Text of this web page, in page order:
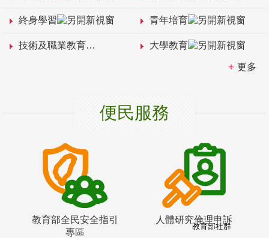
終身學習 青年培育
技術及職業教育 大學教育
更多
便民服務
教育部全民安全指引
專區
人體研究倫理申訴
教育部社群